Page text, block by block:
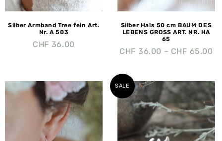
Silber Armband Tree fein Art.
Nr. A 503
CHF 36.00
Silber Hals 50 cm BAUM DES
LEBENS GROSS ART. NR. HA
65
CHF 36.00 – CHF 65.00
SALE